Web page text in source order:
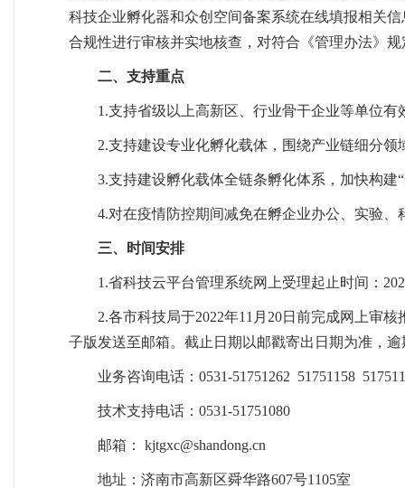
科技企业孵化器和众创空间备案系统在线填报相关
合规性进行审核并实地核查，对符合《管理办法》
二、支持重点
1.支持省级以上高新区、行业骨干企业等单位
2.支持建设专业化孵化载体，围绕产业链细分
3.支持建设孵化载体全链条孵化体系，加快构
4.对在疫情防控期间减免在孵企业办公、实验
三、时间安排
1.省科技云平台管理系统网上受理起止时间：
2.各市科技局于2022年11月20日前完成网上审
子版发送至邮箱。截止日期以邮戳寄出日期为准，
业务咨询电话：0531-51751262 51751158
技术支持电话：0531-51751080
邮箱： kjtgxc@shandong.cn
地址：济南市高新区舜华路607号1105室